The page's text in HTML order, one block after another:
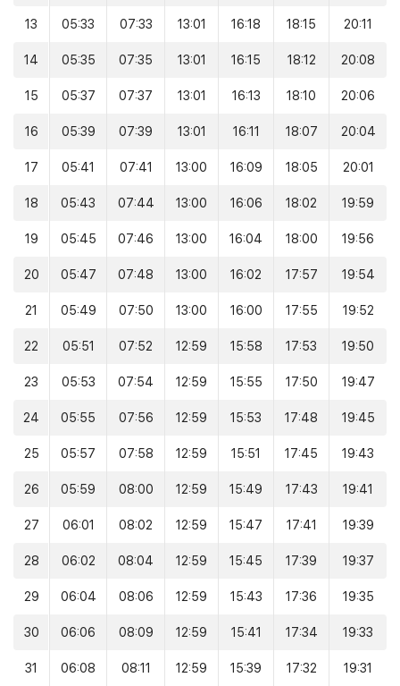
13 05:33 07:33 13:01 16:18 18:15 20:11
14 05:35 07:35 13:01 16:15 18:12 20:08
15 05:37 07:37 13:01 16:13 18:10 20:06
16 05:39 07:39 13:01 16:11 18:07 20:04
17 05:41 07:41 13:00 16:09 18:05 20:01
18 05:43 07:44 13:00 16:06 18:02 19:59
19 05:45 07:46 13:00 16:04 18:00 19:56
20 05:47 07:48 13:00 16:02 17:57 19:54
21 05:49 07:50 13:00 16:00 17:55 19:52
22 05:51 07:52 12:59 15:58 17:53 19:50
23 05:53 07:54 12:59 15:55 17:50 19:47
24 05:55 07:56 12:59 15:53 17:48 19:45
25 05:57 07:58 12:59 15:51 17:45 19:43
26 05:59 08:00 12:59 15:49 17:43 19:41
27 06:01 08:02 12:59 15:47 17:41 19:39
28 06:02 08:04 12:59 15:45 17:39 19:37
29 06:04 08:06 12:59 15:43 17:36 19:35
30 06:06 08:09 12:59 15:41 17:34 19:33
31 06:08 08:11 12:59 15:39 17:32 19:31